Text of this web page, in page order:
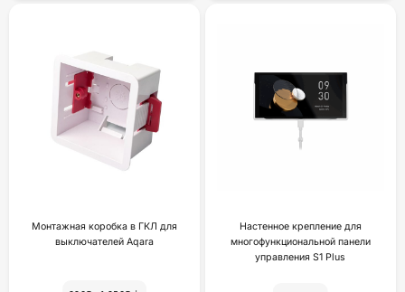
Монтажная коробка в ГКЛ для
выключателей Aqara
Настенное крепление для
многофункциональной панели
yпpaвлeния S1 Plus